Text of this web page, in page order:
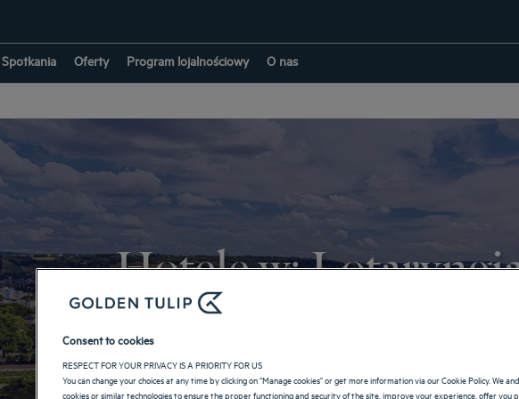
Spotkania Oferty Program lojalnościowy O nas
Hotele w:
Consent to cookies
RESPECT FOR YOUR PRIVACY IS A PRIORITY FOR US
You can change your choices at any time by clicking on "Manage cookies" or get more information via our Cookie Policy. We and
cookies or similar technologies to ensure the proper functioning and security of the site, improve your experience, offer you